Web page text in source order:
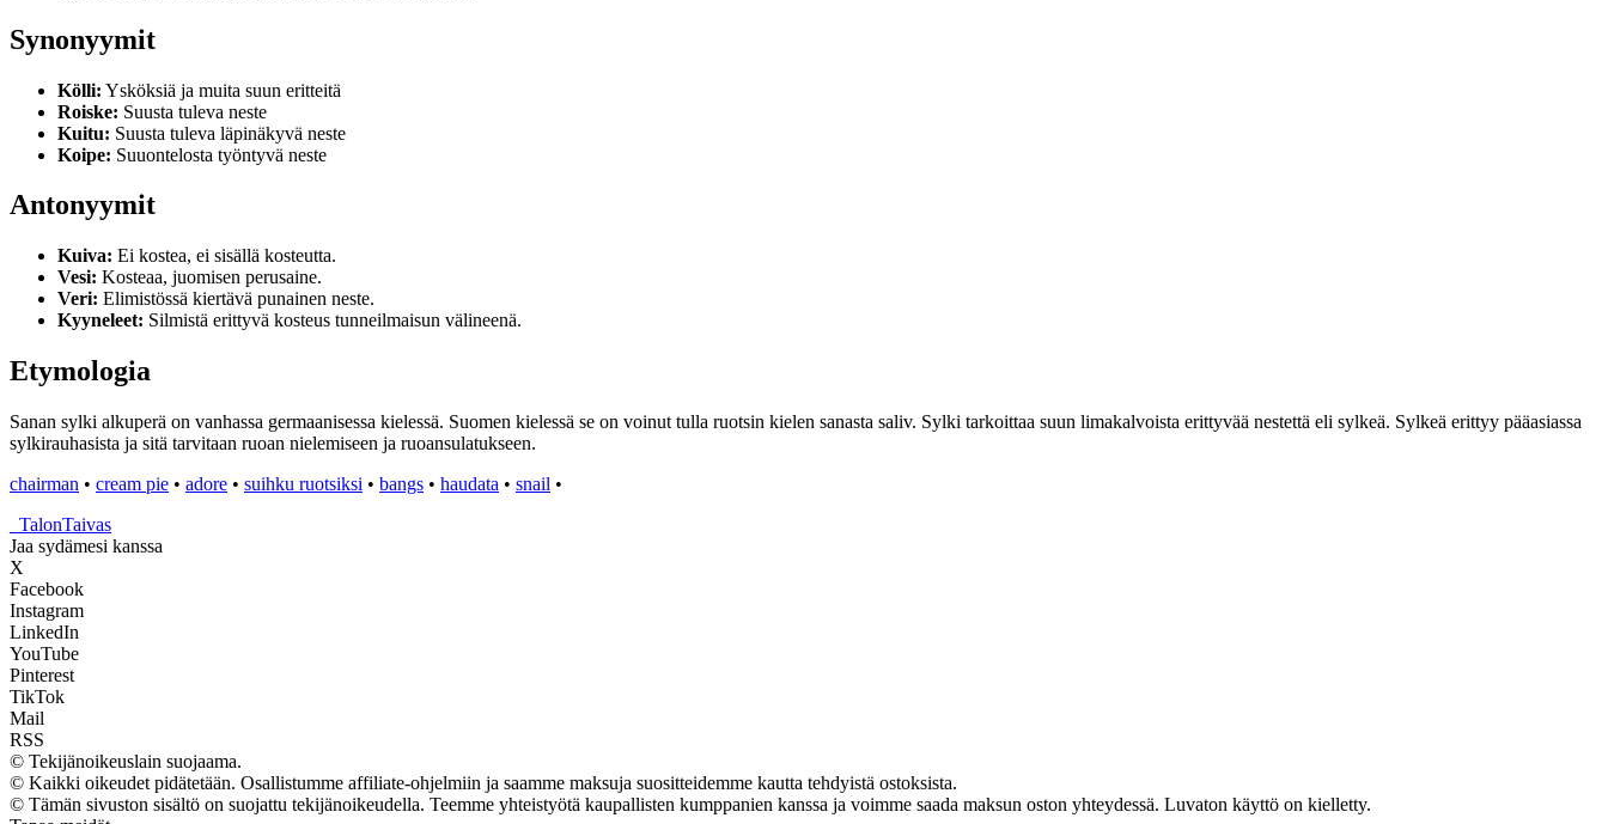
Synonyymit
Kölli: Ysköksiä ja muita suun eritteitä
Roiske: Suusta tuleva neste
Kuitu: Suusta tuleva läpinäkyvä neste
Koipe: Suuontelosta työntyvä neste
Antonyymit
Kuiva: Ei kostea, ei sisällä kosteutta.
Vesi: Kosteaa, juomisen perusaine.
Veri: Elimistössä kiertävä punainen neste.
Kyyneleet: Silmistä erittyvä kosteus tunneilmaisun välineenä.
Etymologia
Sanan sylki alkuperä on vanhassa germaanisessa kielessä. Suomen kielessä se on voinut tulla ruotsin kielen sanasta saliv. Sylki tarkoittaa suun limakalvoista erittyvää nestettä eli sylkeä. Sylkeä erittyy pääasiassa
sylkirauhasista ja sitä tarvitaan ruoan nielemiseen ja ruoansulatukseen.
chairman • cream pie • adore • suihku ruotsiksi • bangs • haudata • snail •
TalonTaivas
Jaa sydämesi kanssa
X
Facebook
Instagram
LinkedIn
YouTube
Pinterest
TikTok
Mail
RSS
© Tekijänoikeuslain suojaama.
© Kaikki oikeudet pidätetään. Osallistumme affiliate-ohjelmiin ja saamme maksuja suositteidemme kautta tehdyistä ostoksista.
© Tämän sivuston sisältö on suojattu tekijänoikeudella. Teemme yhteistyötä kaupallisten kumppanien kanssa ja voimme saada maksun oston yhteydessä. Luvaton käyttö on kielletty.